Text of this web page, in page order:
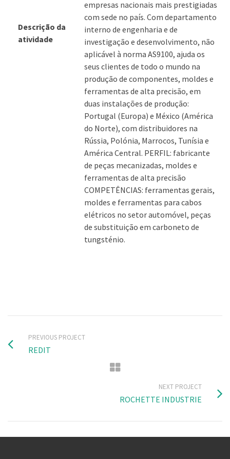
Descrição da
atividade
empresas nacionais mais prestigiadas
com sede no país. Com departamento
interno de engenharia e de
investigação e desenvolvimento, não
aplicável à norma AS9100, ajuda os
seus clientes de todo o mundo na
produção de componentes, moldes e
ferramentas de alta precisão, em
duas instalações de produção:
Portugal (Europa) e México (América
do Norte), com distribuidores na
Rússia, Polónia, Marrocos, Tunísia e
América Central. PERFIL: fabricante
de peças mecanizadas, moldes e
ferramentas de alta precisão
COMPETÊNCIAS: ferramentas gerais,
moldes e ferramentas para cabos
elétricos no setor automóvel, peças
de substituição em carboneto de
tungsténio.
PREVIOUS PROJECT
REDIT
NEXT PROJECT
ROCHETTE INDUSTRIE